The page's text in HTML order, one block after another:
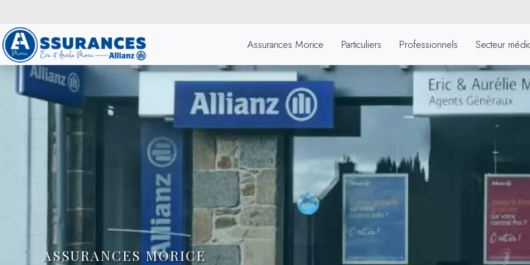
Assurances Morice Particuliers Professionnels Secteur
ASSURANCES MORICE